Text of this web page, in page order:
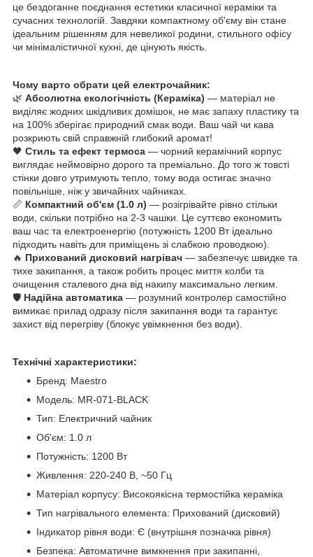
це бездоганне поєднання естетики класичної кераміки та
сучасних технологій. Завдяки компактному об'єму він стане
ідеальним рішенням для невеликої родини, стильного офісу
чи мінімалістичної кухні, де цінують якість.
Чому варто обрати цей електрочайник:
🌿 Абсолютна екологічність (Кераміка) — матеріал не
виділяє жодних шкідливих домішок, не має запаху пластику та
на 100% зберігає природний смак води. Ваш чай чи кава
розкриють свій справжній глибокий аромат!
🖤 Стиль та ефект термоса — чорний керамічний корпус
виглядає неймовірно дорого та преміально. До того ж товсті
стінки довго утримують тепло, тому вода остигає значно
повільніше, ніж у звичайних чайниках.
📏 Компактний об'єм (1.0 л) — розігрівайте рівно стільки
води, скільки потрібно на 2-3 чашки. Це суттєво економить
ваш час та електроенергію (потужність 1200 Вт ідеально
підходить навіть для приміщень зі слабкою проводкою).
🔥 Прихований дисковий нагрівач — забезпечує швидке та
тихе закипання, а також робить процес миття колби та
очищення сталевого дна від накипу максимально легким.
🛡️ Надійна автоматика — розумний контролер самостійно
вимикає прилад одразу після закипання води та гарантує
захист від перегріву (блокує увімкнення без води).
Технічні характеристики:
Бренд: Maestro
Модель: MR-071-BLACK
Тип: Електричний чайник
Об'єм: 1.0 л
Потужність: 1200 Вт
Живлення: 220-240 В, ~50 Гц
Матеріал корпусу: Високоякісна термостійка кераміка
Тип нагрівального елемента: Прихований (дисковий)
Індикатор рівня води: Є (внутрішня позначка рівня)
Безпека: Автоматичне вимкнення при закипанні,